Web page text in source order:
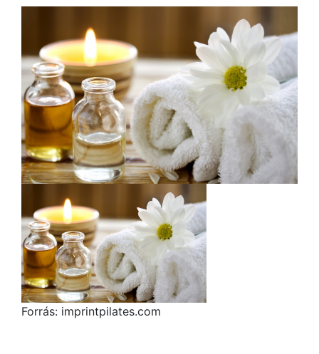
Forrás: imprintpilates.com